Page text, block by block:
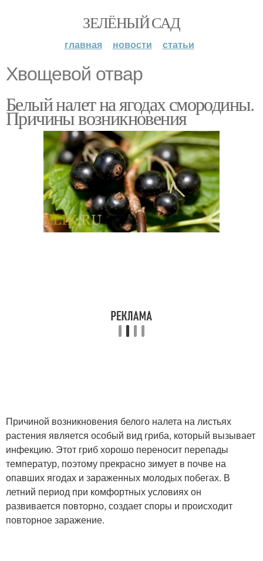
ЗЕЛЁНЫЙ САД
главная новости статьи
Хвощевой отвар
Белый налет на ягодах смородины.
Причины возникновения
Причиной возникновения белого налета на листьях
растения является особый вид гриба, который вызывает
инфекцию. Этот гриб хорошо переносит перепады
температур, поэтому прекрасно зимует в почве на
опавших ягодах и зараженных молодых побегах. В
летний период при комфортных условиях он
развивается повторно, создает споры и происходит
повторное заражение.